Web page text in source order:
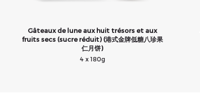
Gâteaux de lune aux huit trésors et aux
fruits secs (sucre réduit) (港式金牌低糖八珍果
仁月饼)
4 x 180g